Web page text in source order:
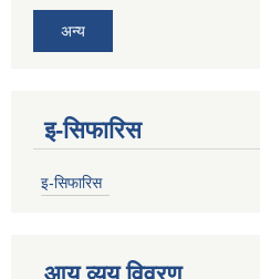
अन्य
इ-सिफारिस
इ-सिफारिस